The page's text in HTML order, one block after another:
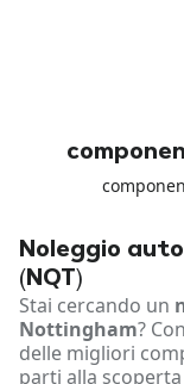
Noleggio
(NQT)
Stai cercando un
Nottingham? Con
delle migliori
parti alla